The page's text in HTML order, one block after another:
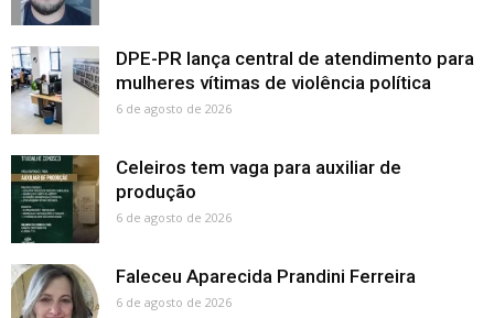
DPE-PR lança central de atendimento para
mulheres vítimas de violência política
6 de agosto de 2026
Celeiros tem vaga para auxiliar de
produção
6 de agosto de 2026
Faleceu Aparecida Prandini Ferreira
6 de agosto de 2026